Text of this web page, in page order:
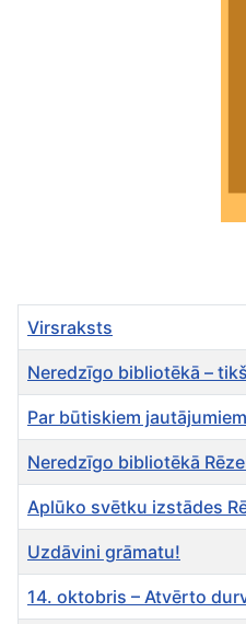
Virsraksts
Neredzīgo bibliotēkā –
Par būtiskiem
Neredzīgo bibliotēkā
Aplūko svētku izstādes
Uzdāvini grāmatu!
14. oktobris – Atvērto